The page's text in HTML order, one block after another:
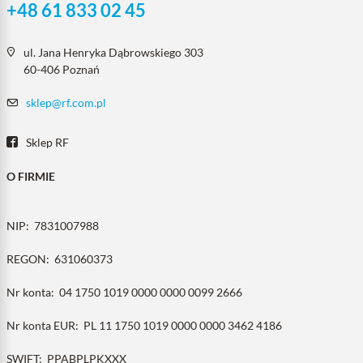
+48 61 833 02 45
ul. Jana Henryka Dąbrowskiego 303
60-406 Poznań
sklep@rf.com.pl
Sklep RF
O FIRMIE
NIP: 7831007988
REGON: 631060373
Nr konta: 04 1750 1019 0000 0000 0099 2666
Nr konta EUR: PL 11 1750 1019 0000 0000 3462 4186
SWIFT: PPABPLPKXXX